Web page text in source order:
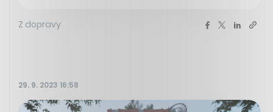
Z dopravy
29. 9. 2023 16:58